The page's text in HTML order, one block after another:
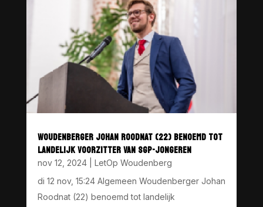
WOUDENBERGER JOHAN ROODNAT (22) BENOEMD TOT
LANDELIJK VOORZITTER VAN SGP-JONGEREN
nov 12, 2024| LetOp Woudenberg
di 12 nov, 15:24 Algemeen Woudenberger Johan
Roodnat (22) benoemd tot landelijk